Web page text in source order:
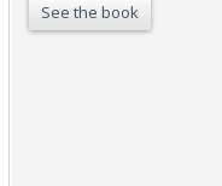
See the book